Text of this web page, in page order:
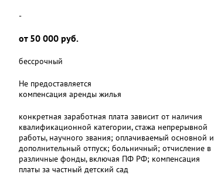
-
от 50 000 руб.
бессрочный
Не предоставляется
компенсация аренды жилья
конкретная заработная плата зависит от наличия
квалификационной категории, стажа непрерывной
работы, научного звания; оплачиваемый основной и
дополнительный отпуск; больничный; отчисление в
различные фонды, включая ПФ РФ; компенсация
платы за частный детский сад